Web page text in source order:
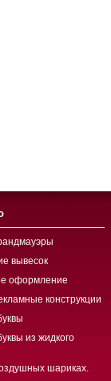
вывесок
оформление
конструкции
из жидкого
шариках.